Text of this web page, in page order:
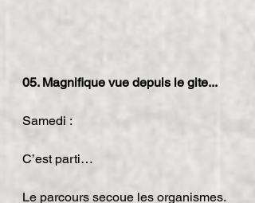
05. Magnifique vue depuis le gite...
Samedi :
C’est parti…
Le parcours secoue les organismes.